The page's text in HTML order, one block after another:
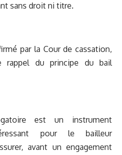
sans droit ni titre.
par la Cour de cassation,
rappel du principe du bail
est un instrument
pour le bailleur
avant un engagement